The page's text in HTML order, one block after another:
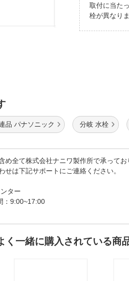
取付に当た
栓が異なりま
品 パナソニック 分岐 水栓
全て株式会社ナニワ製作所で承ってお
は下記サポートにご連絡ください。
ター
：9:00~17:00
く一緒に購入されている商